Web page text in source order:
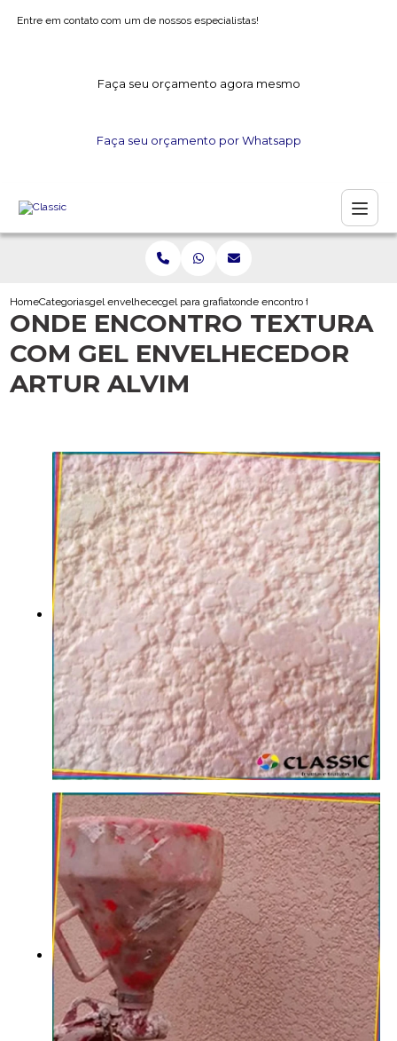
Entre em contato com um de nossos especialistas!
Faça seu orçamento agora mesmo
Faça seu orçamento por Whatsapp
HomeCategoriasgel envelhecedorgel para grafiatoonde encontro textura com gel
ONDE ENCONTRO TEXTURA
COM GEL ENVELHECEDOR
ARTUR ALVIM